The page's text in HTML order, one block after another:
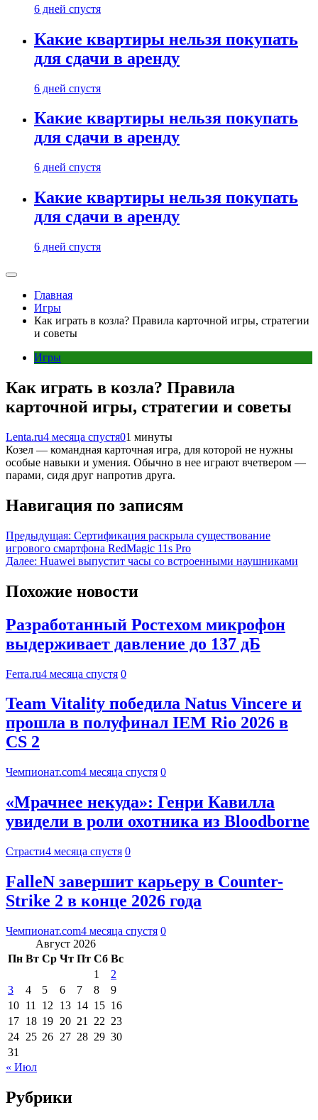
6 дней спустя
Какие квартиры нельзя покупать
для сдачи в аренду
6 дней спустя
Какие квартиры нельзя покупать
для сдачи в аренду
6 дней спустя
Какие квартиры нельзя покупать
для сдачи в аренду
6 дней спустя
Главная
Игры
Как играть в козла? Правила карточной игры, стратегии
и советы
Игры
Как играть в козла? Правила
карточной игры, стратегии и советы
Lenta.ru4 месяца спустя01 минуты
Козел — командная карточная игра, для которой не нужны
особые навыки и умения. Обычно в нее играют вчетвером —
парами, сидя друг напротив друга.
Навигация по записям
Предыдущая: Сертификация раскрыла существование
игрового смартфона RedMagic 11s Pro
Далее: Huawei выпустит часы со встроенными наушниками
Похожие новости
Разработанный Ростехом микрофон
выдерживает давление до 137 дБ
Ferra.ru4 месяца спустя 0
Team Vitality победила Natus Vincere и
прошла в полуфинал IEM Rio 2026 в
CS 2
Чемпионат.com4 месяца спустя 0
«Мрачнее некуда»: Генри Кавилла
увидели в роли охотника из Bloodborne
Страсти4 месяца спустя 0
FalleN завершит карьеру в Counter-
Strike 2 в конце 2026 года
Чемпионат.com4 месяца спустя 0
Август 2026
Пн Вт Ср Чт Пт Сб Вс
1
2
3
4 5 6 7 8
9
10 11 12 13 14 15 16
17 18 19 20 21 22 23
24 25 26 27 28 29 30
31
« Июл
Рубрики